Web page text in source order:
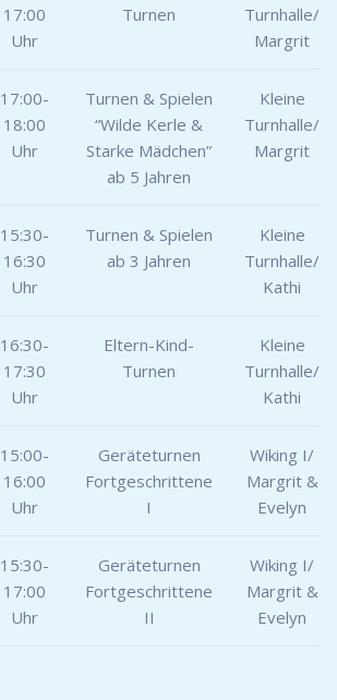
17:00
Uhr
Turnen
Turnhalle/
Margrit
17:00-
18:00
Uhr
Turnen & Spielen
“Wilde Kerle &
Starke Mädchen”
ab 5 Jahren
Kleine
Turnhalle/
Margrit
15:30-
16:30
Uhr
Turnen & Spielen
ab 3 Jahren
Kleine
Turnhalle/
Kathi
16:30-
17:30
Uhr
Eltern-Kind-
Turnen
Kleine
Turnhalle/
Kathi
15:00-
16:00
Uhr
Geräteturnen
Fortgeschrittene
I
Wiking I/
Margrit &
Evelyn
15:30-
17:00
Uhr
Geräteturnen
Fortgeschrittene
II
Wiking I/
Margrit &
Evelyn